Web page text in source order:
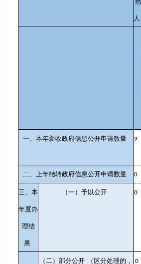
人
一、本年新收政府信息公开申请数量 9
二、上年结转政府信息公开申请数量 0
三、本
年度办
理结
果
（一）予以公开 0
（二）部分公开 （区分处理的， 0